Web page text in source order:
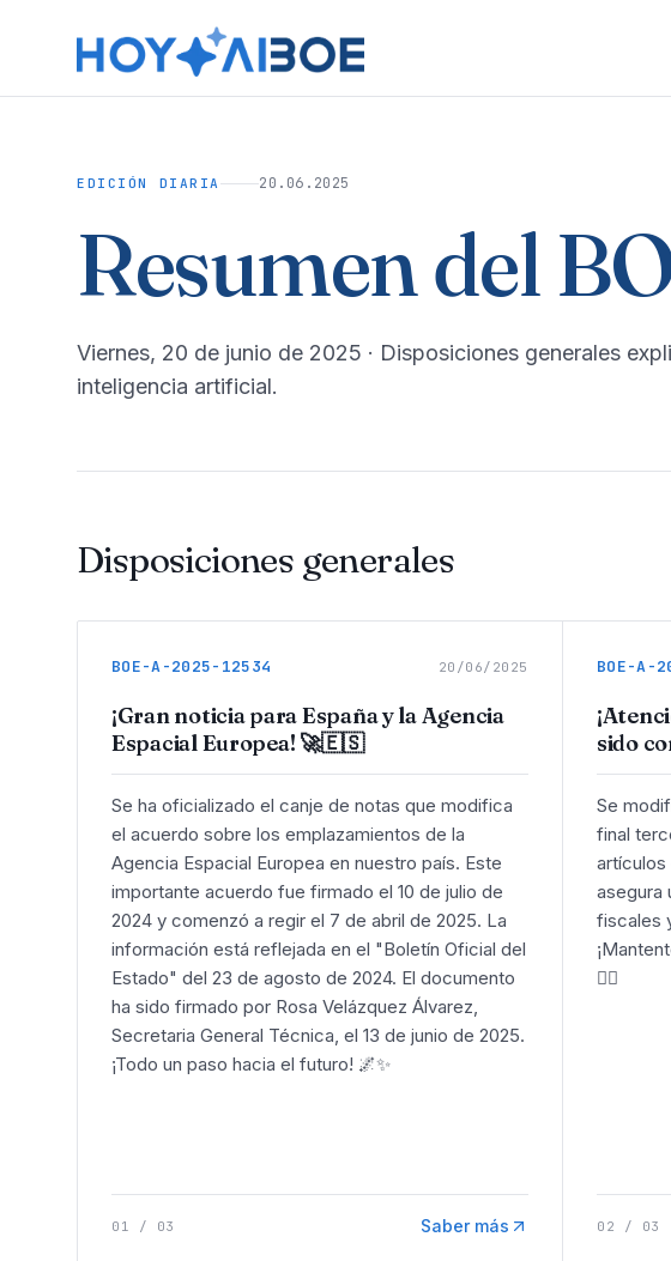
EDICIÓN DIARIA 20.06.2025
Resumen del
viernes, 20 de junio de 2025 · Disposiciones generales
inteligencia artificial.
Disposiciones generales
BOE-A-2025-12534 20/06/2025
¡Gran noticia para España y la Agencia
Espacial Europea! 🚀🇪🇸
Se ha oficializado el canje de notas que modifica
el acuerdo sobre los emplazamientos de la
Agencia Espacial Europea en nuestro país. Este
importante acuerdo fue firmado el 10 de julio de
2024 y comenzó a regir el 7 de abril de 2025. La
información está reflejada en el "Boletín Oficial del
Estado" del 23 de agosto de 2024. El documento
ha sido firmado por Rosa Velázquez Álvarez,
Secretaria General Técnica, el 13 de junio de 2025.
¡Todo un paso hacia el futuro! 🌌✨
01 / 03 Saber más
BOE-A-
sido
Se
final
artículos
asegura
fiscales
👨‍⚖️
02 / 03